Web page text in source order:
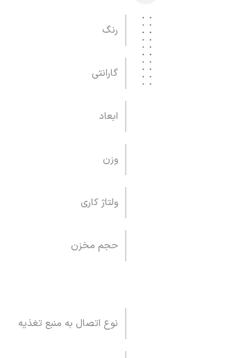
رنگ
گارانتی
ابعاد
وزن
ولتاژ کاری
حجم مخزن
نوع اتصال به منبع تغذیه